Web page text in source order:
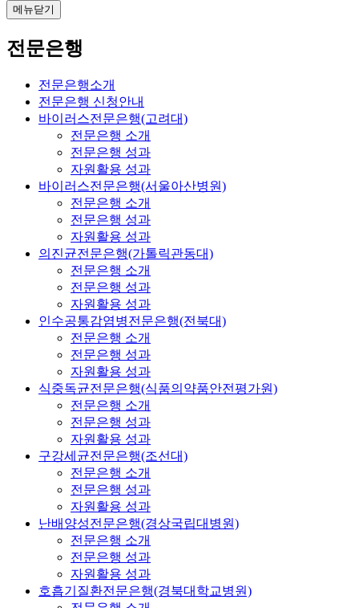
메뉴닫기
전문은행
전문은행소개
전문은행 신청안내
바이러스전문은행(고려대)
전문은행 소개
전문은행 성과
자원활용 성과
바이러스전문은행(서울아산병원)
전문은행 소개
전문은행 성과
자원활용 성과
의진균전문은행(가톨릭관동대)
전문은행 소개
전문은행 성과
자원활용 성과
인수공통감염병전문은행(전북대)
전문은행 소개
전문은행 성과
자원활용 성과
식중독균전문은행(식품의약품안전평가원)
전문은행 소개
전문은행 성과
자원활용 성과
구강세균전문은행(조선대)
전문은행 소개
전문은행 성과
자원활용 성과
난배양성전문은행(경상국립대병원)
전문은행 소개
전문은행 성과
자원활용 성과
호흡기질환전문은행(경북대학교병원)